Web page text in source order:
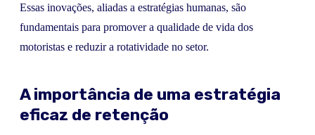
Essas inovações, aliadas a estratégias humanas, são
fundamentais para promover a qualidade de vida dos
motoristas e reduzir a rotatividade no setor.
A importância de uma estratégia
eficaz de retenção